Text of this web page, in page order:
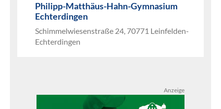
Philipp-Matthäus-Hahn-Gymnasium
Echterdingen
Schimmelwiesenstraße 24, 70771 Leinfelden-
Echterdingen
Anzeige